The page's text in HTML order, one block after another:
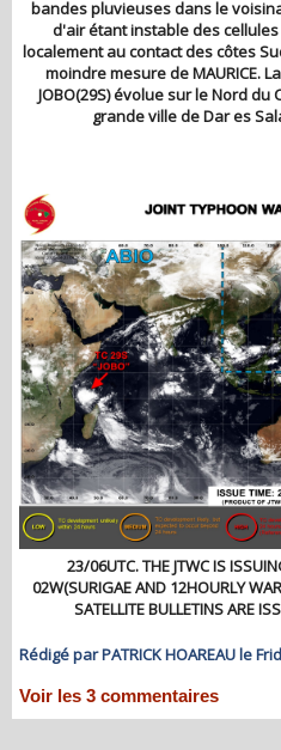
bandes pluvieuses dans le
d'air étant instable des
localement au contact des côtes
moindre mesure de MAURICE.
JOBO(29S) évolue sur le Nord du
grande ville de Dar es
23/06UTC. THE JTWC IS
02W(SURIGAE AND 12HOURLY
SATELLITE BULLETINS ARE
Rédigé par PATRICK HOAREAU le
Voir les 3 commentaires